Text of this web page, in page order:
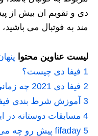
دی و تقویم ان بیش از
مند به فوتبال می
لیست عناوین محتوا
1 فیفا دی چیست؟
2 فیفا دی 2021 چه زمانی برگزار می شود؟
3 آموزش شرط بندی فیفا دی 2021 با
4 مسابقات دوستانه در
5 fifaday پیش رو چه می باشد؟